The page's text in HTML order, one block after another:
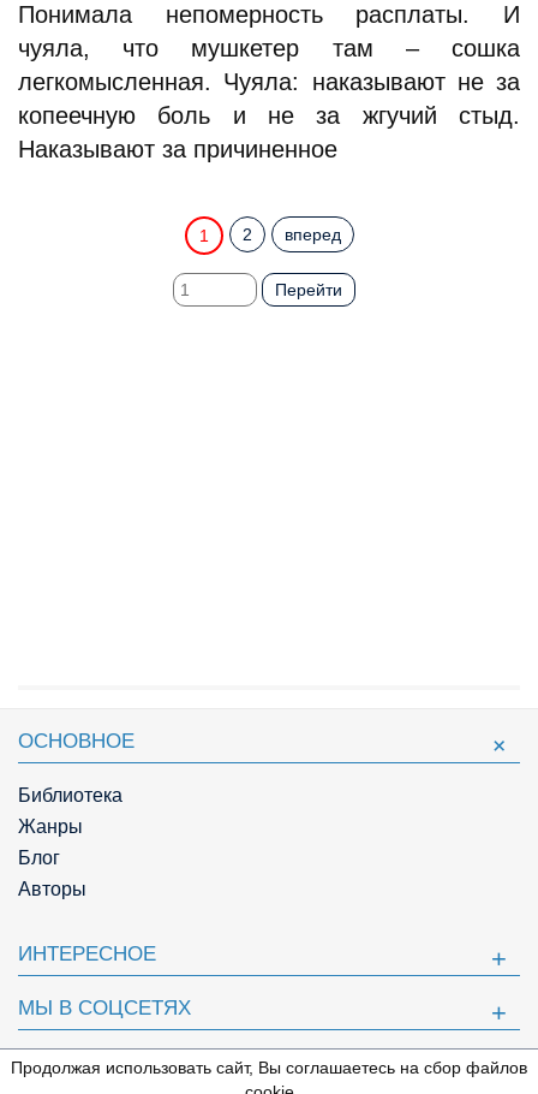
Понимала непомерность расплаты. И
чуяла, что мушкетер там – сошка
легкомысленная. Чуяла: наказывают не за
копеечную боль и не за жгучий стыд.
Наказывают за причиненное
1 2 вперед
Перейти
⇩
ОСНОВНОЕ
Библиотека
Жанры
Блог
Авторы
ИНТЕРЕСНОЕ
МЫ В СОЦСЕТЯХ
ПОЛЕЗНОЕ
Продолжая использовать сайт, Вы соглашаетесь на сбор файлов